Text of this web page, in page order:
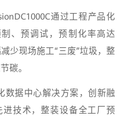
通过工程产品化
、预调试，预制化率高达
少现场施工“三废”垃圾，整
碳。
数据中心解决方案，创新融
技术，整装设备全工厂预